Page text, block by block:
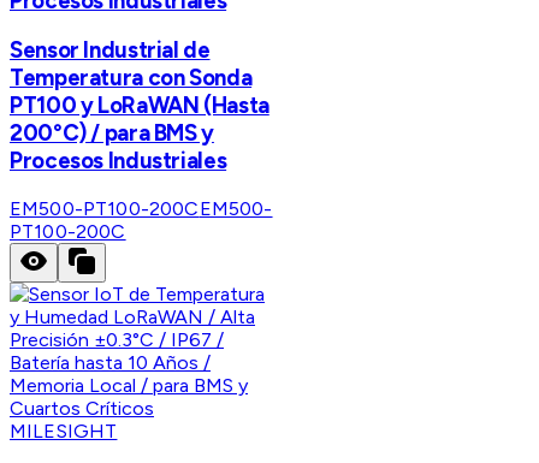
Sensor Industrial de
Temperatura con Sonda
PT100 y LoRaWAN (Hasta
200°C) / para BMS y
Procesos Industriales
EM500-PT100-200CEM500-
PT100-200C
MILESIGHT